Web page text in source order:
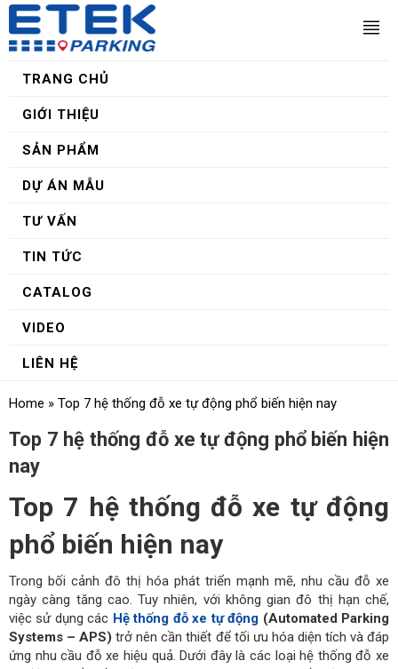
TRANG CHỦ
GIỚI THIỆU
SẢN PHẨM
DỰ ÁN MẪU
TƯ VẤN
TIN TỨC
CATALOG
VIDEO
LIÊN HỆ
Home » Top 7 hệ thống đỗ xe tự động phổ biến hiện nay
Top 7 hệ thống đỗ xe tự động phổ biến hiện
nay
Top 7 hệ thống đỗ xe tự động
phổ biến hiện nay
Trong bối cảnh đô thị hóa phát triển mạnh mẽ, nhu cầu đỗ xe
ngày càng tăng cao. Tuy nhiên, với không gian đô thị hạn chế,
việc sử dụng các Hệ thống đỗ xe tự động (Automated Parking
Systems – APS) trở nên cần thiết để tối ưu hóa diện tích và đáp
ứng nhu cầu đỗ xe hiệu quả. Dưới đây là các loại hệ thống đỗ xe